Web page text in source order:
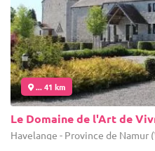
... 41 km
Le Domaine de l'Art de
Havelange - Province de Namur